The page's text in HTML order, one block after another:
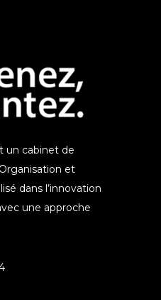
un cabinet de
et
dans l’innovation
une approche